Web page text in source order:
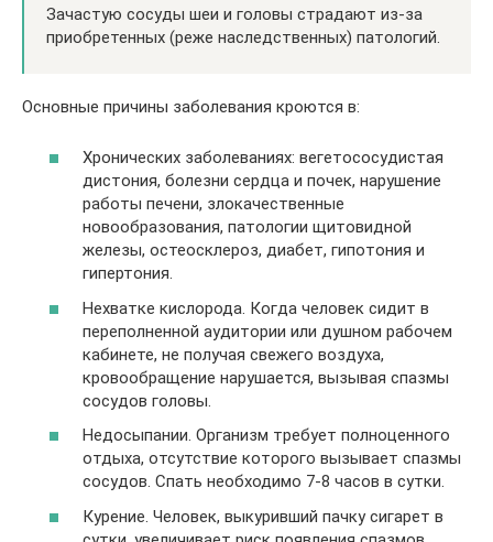
Зачастую сосуды шеи и головы страдают из-за
приобретенных (реже наследственных) патологий.
Основные причины заболевания кроются в:
Хронических заболеваниях: вегетососудистая
дистония, болезни сердца и почек, нарушение
работы печени, злокачественные
новообразования, патологии щитовидной
железы, остеосклероз, диабет, гипотония и
гипертония.
Нехватке кислорода. Когда человек сидит в
переполненной аудитории или душном рабочем
кабинете, не получая свежего воздуха,
кровообращение нарушается, вызывая спазмы
сосудов головы.
Недосыпании. Организм требует полноценного
отдыха, отсутствие которого вызывает спазмы
сосудов. Спать необходимо 7-8 часов в сутки.
Курение. Человек, выкуривший пачку сигарет в